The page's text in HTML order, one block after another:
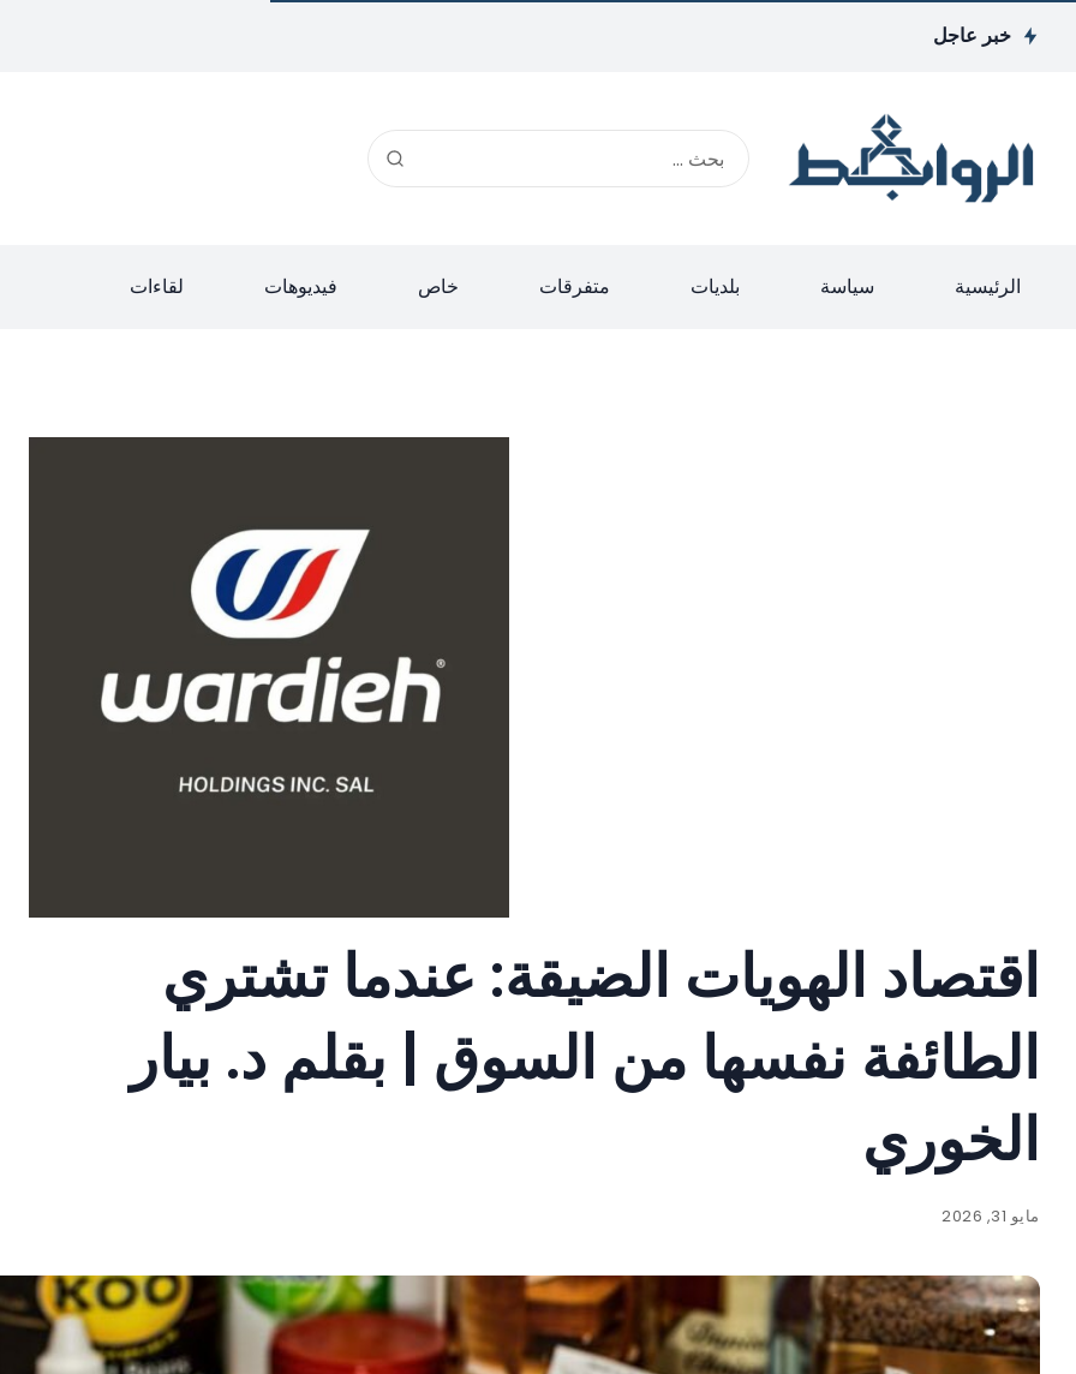
خبر عاجل
الرئيسية سياسة بلديات متفرقات خاص فيديوهات لقاءات
اقتصاد الهويات الضيقة: عندما تشتري
الطائفة نفسها من السوق | بقلم د. بيار
الخوري
مايو 31, 2026